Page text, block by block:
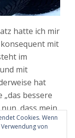
hatte ich mir
mit
im
mit
hat
bessere
dass mein
Cookies. Wenn
von